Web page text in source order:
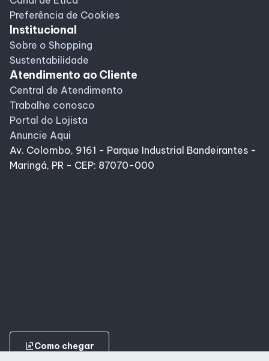
Preferência de Cookies
Institucional
Sobre o Shopping
Sustentabilidade
Atendimento ao Cliente
Central de Atendimento
Trabalhe conosco
Portal do Lojista
Anuncie Aqui
Av. Colombo, 9161 - Parque Industrial Bandeirantes -
Maringá, PR - CEP: 87070-000
ungroupComo chegar